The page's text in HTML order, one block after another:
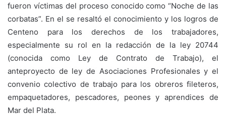
fueron víctimas del proceso conocido como “Noche de las
corbatas”. En el se resaltó el conocimiento y los logros de
Centeno para los derechos de los trabajadores,
especialmente su rol en la redacción de la ley 20744
(conocida como Ley de Contrato de Trabajo), el
anteproyecto de ley de Asociaciones Profesionales y el
convenio colectivo de trabajo para los obreros fileteros,
empaquetadores, pescadores, peones y aprendices de
Mar del Plata.